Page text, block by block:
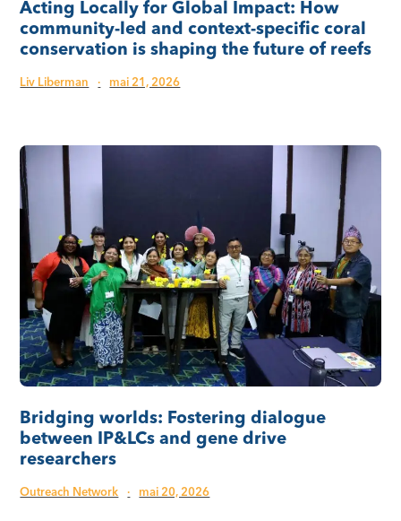
Acting Locally for Global Impact: How
community-led and context-specific coral
conservation is shaping the future of reefs
Liv Liberman · mai 21, 2026
Bridging worlds: Fostering dialogue
between IP&LCs and gene drive
researchers
Outreach Network · mai 20, 2026